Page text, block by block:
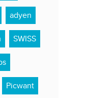
adyen
SWISS
Picwant